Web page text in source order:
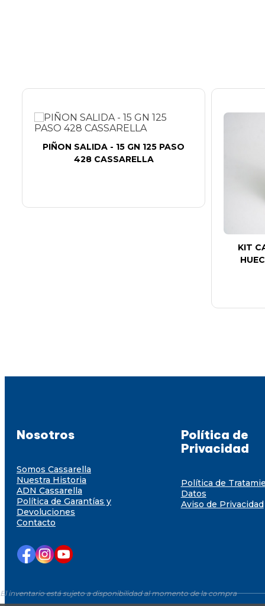
El inventario está sujeto a disponibilidad al momento de la compra
PIÑON SALIDA - 15 GN 125 PASO
428 CASSARELLA
KIT
Nosotros
Somos Cassarella
Nuestra Historia
ADN Cassarella
Política de Garantías y
Devoluciones
Contacto
Política de
Privacidad
Política de
Datos
Aviso de Privacidad